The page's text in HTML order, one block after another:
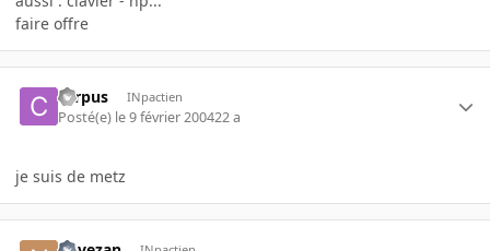
faire offre
carpus INpactien
Posté(e) le 9 février 200422 a
je suis de metz